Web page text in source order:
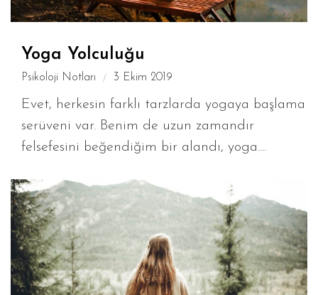
Yoga Yolculuğu
Psikoloji Notları 3 Ekim 2019
Evet, herkesin farklı tarzlarda yogaya başlama
serüveni var. Benim de uzun zamandır
felsefesini beğendiğim bir alandı, yoga....